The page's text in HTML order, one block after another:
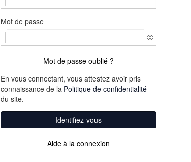
Mot de passe
Mot de passe oublié ?
En vous connectant, vous attestez avoir pris
connaissance de la Politique de confidentialité
du site.
Identifiez-vous
Aide à la connexion